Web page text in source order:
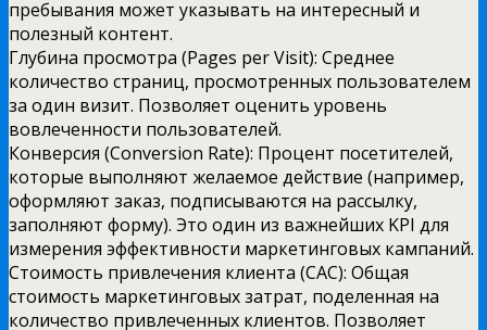
пребывания может указывать на интересный и
полезный контент.
Глубина просмотра (Pages per Visit): Среднее
количество страниц, просмотренных пользователем
за один визит. Позволяет оценить уровень
вовлеченности пользователей.
Конверсия (Conversion Rate): Процент посетителей,
которые выполняют желаемое действие (например,
оформляют заказ, подписываются на рассылку,
заполняют форму). Это один из важнейших KPI для
измерения эффективности маркетинговых кампаний.
Стоимость привлечения клиента (CAC): Общая
стоимость маркетинговых затрат, поделенная на
количество привлеченных клиентов. Позволяет